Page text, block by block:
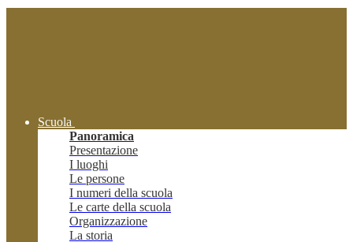
Scuola
Panoramica
Presentazione
I luoghi
Le persone
I numeri della scuola
Le carte della scuola
Organizzazione
La storia